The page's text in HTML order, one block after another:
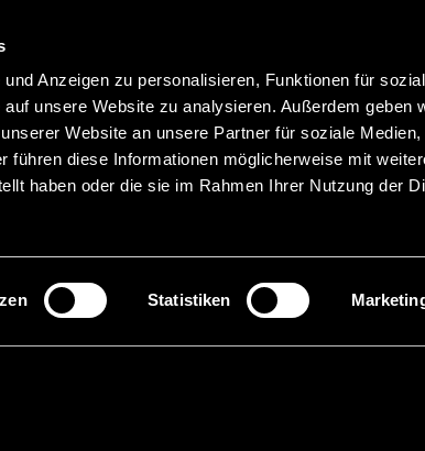
Anzeigen zu personalisieren, Funktionen für
unsere Website zu analysieren. Außerdem geben
Website an unsere Partner für soziale Medien,
führen diese Informationen möglicherweise mit
haben oder die sie im Rahmen Ihrer Nutzung der
Statistiken
Hauptnavigation
SprachenMenü
Suche
Merkliste
Silberoxyd SR-SW (high drain),